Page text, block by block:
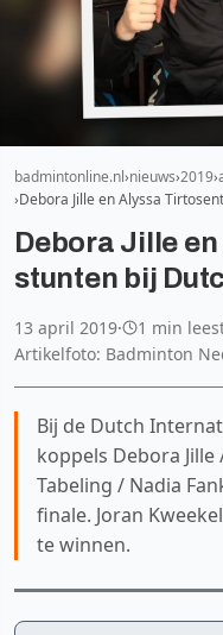
badmintonline.nl nieuws 2019
Debora Jille en Alyssa
Debora Jille
stunten bij
13 april 2019· 1 min
Artikelfoto: Badminton
Bij de Dutch
koppels Debora
Tabeling / Nadia
finale. Joran
te winnen.